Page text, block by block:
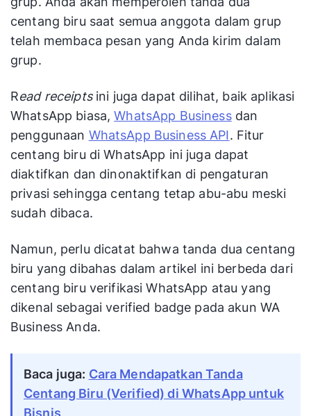
centang biru saat semua anggota dalam grup
telah membaca pesan yang Anda kirim dalam
grup.
Read receiptsini juga dapat dilihat, baik aplikasi
WhatsApp biasa,WhatsApp Businessdan
penggunaan WhatsApp Business API. Fitur
centang biru di WhatsApp ini juga dapat
diaktifkan dan dinonaktifkan di pengaturan
privasi sehingga centang tetap abu-abu meski
sudah dibaca.
Namun, perlu dicatat bahwa tanda dua centang
biru yang dibahas dalam artikel ini berbeda dari
centang biru verifikasi WhatsApp atau yang
dikenal sebagai verified badge pada akun WA
Business Anda.
Baca juga: Cara Mendapatkan Tanda
Centang Biru (Verified) di WhatsApp untuk
Bisnis